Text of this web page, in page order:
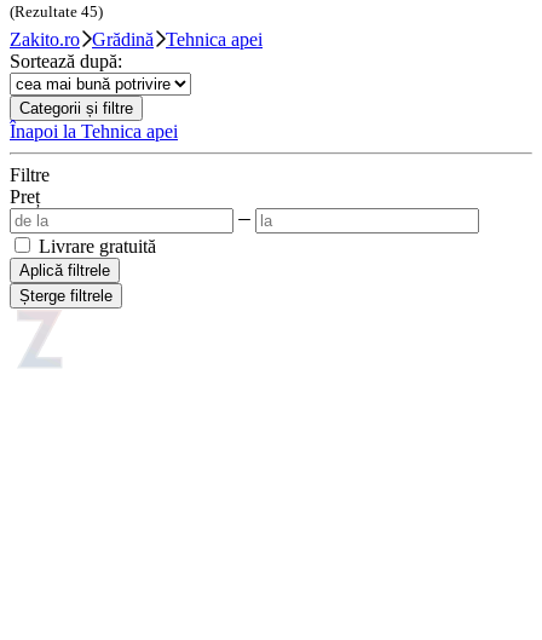
(Rezultate 45)
Zakito.ro Grădină
Tehnica apei
Sortează după:
Categorii și filtre
Înapoi la Tehnica apei
Filtre
Preț
Livrare gratuită
Aplică filtrele
Șterge filtrele